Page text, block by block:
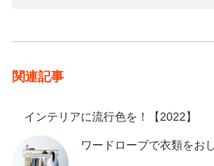
関連記事
インテリアに流行色を！【2022】
ワードローブで衣類をお